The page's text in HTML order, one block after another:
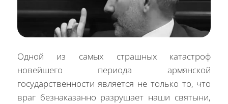
Одной из самых страшных катастроф
новейшего периода армянской
государственности является не только то, что
враг безнаказанно разрушает наши святыни,